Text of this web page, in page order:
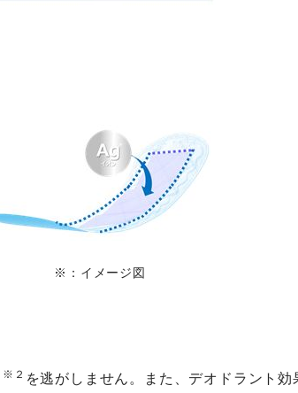
※：イメージ図
※２ を逃がしません。また、デオドラント